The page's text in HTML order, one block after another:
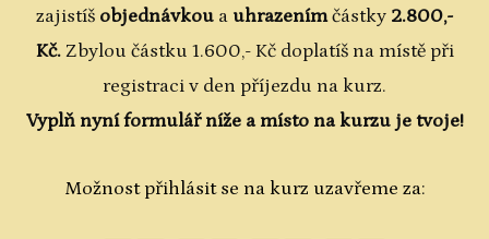
zajistíš objednávkou a uhrazenímčástky 2.800,-
Kč. Zbylou částku 1.600,- Kč doplatíš na místě při
registraci v den příjezdu na kurz.
Vyplň nyní formulář níže a místo na kurzu je tvoje!
Možnost přihlásit se na kurz uzavřeme za: